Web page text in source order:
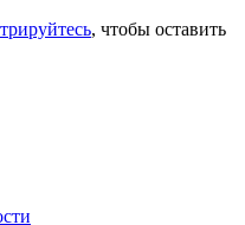
, чтобы оставить